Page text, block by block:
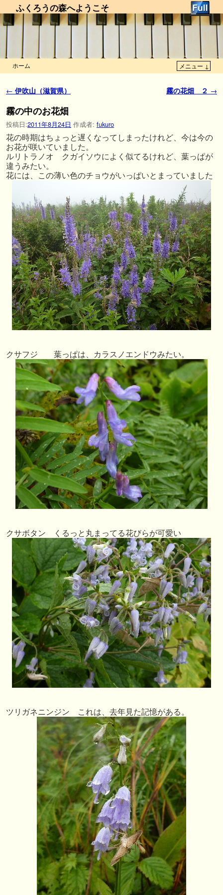
ふくろうの森へようこそ
ホーム メニュー ↓
投稿ナビゲーション
← 伊吹山（滋賀県） 霧の花畑 ２ →
霧の中のお花畑
投稿日:2011年8月24日 作成者: fukuro
花の時期はちょっと遅くなってしまったけれど、今は今の
お花が咲いていました。
ルリトラノオ クガイソウによく似てるけれど、葉っぱが
違うみたい。
花には、この薄い色のチョウがいっぱいとまっていました
クサフジ 葉っぱは、カラスノエンドウみたい。
クサボタン くるっと丸まってる花びらが可愛い
ツリガネニンジン これは、去年見た記憶がある。